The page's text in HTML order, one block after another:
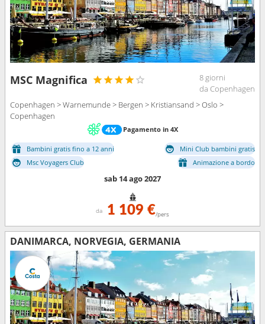
MSC Magnifica
8 giorni
da Copenhagen
Copenhagen > Warnemunde > Bergen > Kristiansand > Oslo >
Copenhagen
Pagamento in 4X
Bambini gratis fino a 12 anni
Mini Club bambini gratis
Msc Voyagers Club
Animazione a bordo
sab 14 ago 2027
da 1 109 €/pers
DANIMARCA, NORVEGIA, GERMANIA